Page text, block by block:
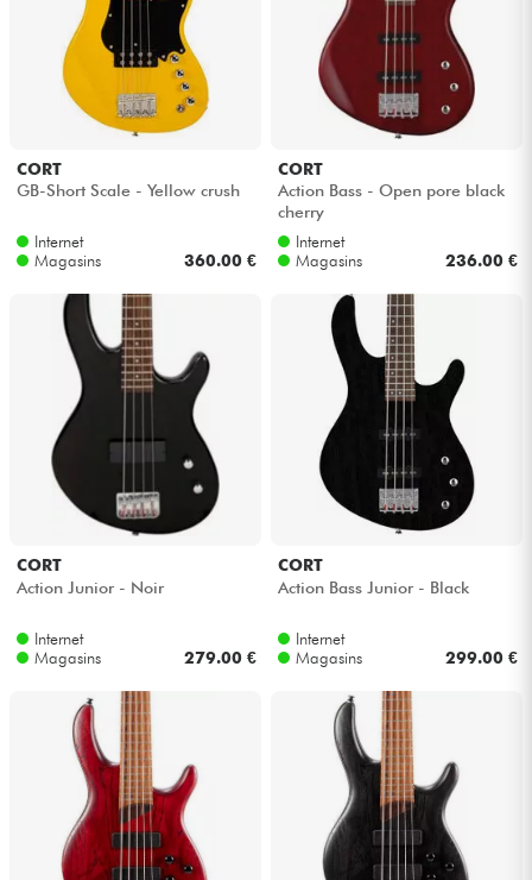
Batteries & Percu
Vents
HiFi
Voir nos marques
CORT
GB-Short Scale - Yellow crush
Internet
Magasins
360.00 €
CORT
Action Bass - Open pore black
cherry
Internet
Magasins
236.00 €
CORT
Action Junior - Noir
Internet
Magasins
279.00 €
CORT
Action Bass Junior - Black
Internet
Magasins
299.00 €